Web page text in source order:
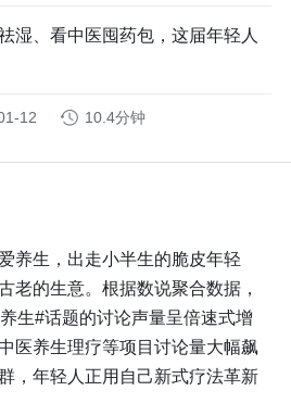
湿、看中医囤药包，这届年轻人
12 10.4分钟
养生，出走小半生的脆皮年轻
老的生意。根据数说聚合数据，
生#话题的讨论声量呈倍速式增
医养生理疗等项目讨论量大幅飙
，年轻人正用自己新式疗法革新